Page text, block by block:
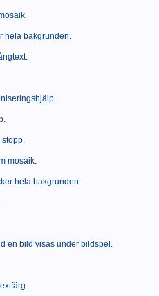
hela bakgrunden.
stopp.
mosaik.
hela bakgrunden.
en bild visas under bildspel.